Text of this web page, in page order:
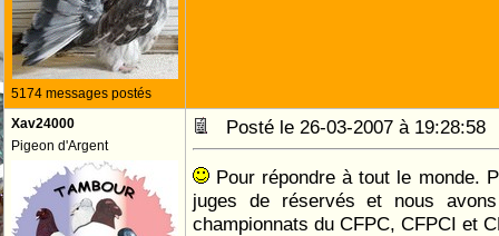
5174 messages postés
Xav24000
Pigeon d'Argent
Posté le 26-03-2007 à
Pour répondre à tout le monde.
juges de réservés et nous
championnats du CFPC, CFPCI et